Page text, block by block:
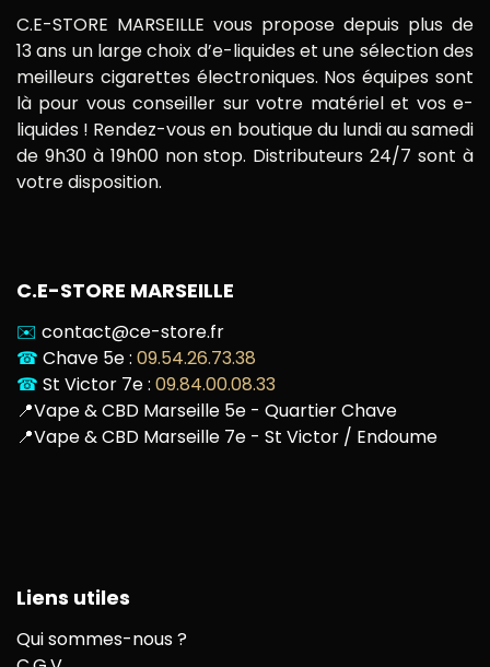
C.E-STORE MARSEILLE vous propose depuis plus de
13 ans un large choix d’e-liquides et une sélection des
meilleurs cigarettes électroniques. Nos équipes sont
là pour vous conseiller sur votre matériel et vos e-
liquides ! Rendez-vous en boutique du lundi au samedi
de 9h30 à 19h00 non stop. Distributeurs 24/7 sont à
votre disposition.
C.E-STORE MARSEILLE
✉️ contact@ce-store.fr
☎ Chave 5e : 09.54.26.73.38
☎ St Victor 7e : 09.84.00.08.33
📍Vape & CBD Marseille 5e - Quartier Chave
📍Vape & CBD Marseille 7e - St Victor / Endoume
Liens utiles
Qui sommes-nous ?